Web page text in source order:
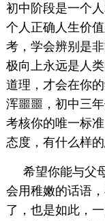
初中阶段是一个
个人正确人生价
考，学会辨别是
极向上永远是人
道理，才会在你
浑噩噩，初中三
考核你的唯一标
态度，有什么样
希望你能与父
会用稚嫩的话语
了，也是如此，